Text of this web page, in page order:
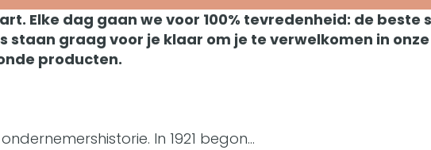
Elke dag gaan we voor 100% tevredenheid: de
graag voor je klaar om je te verwelkomen in
producten.
In 1921 begon…